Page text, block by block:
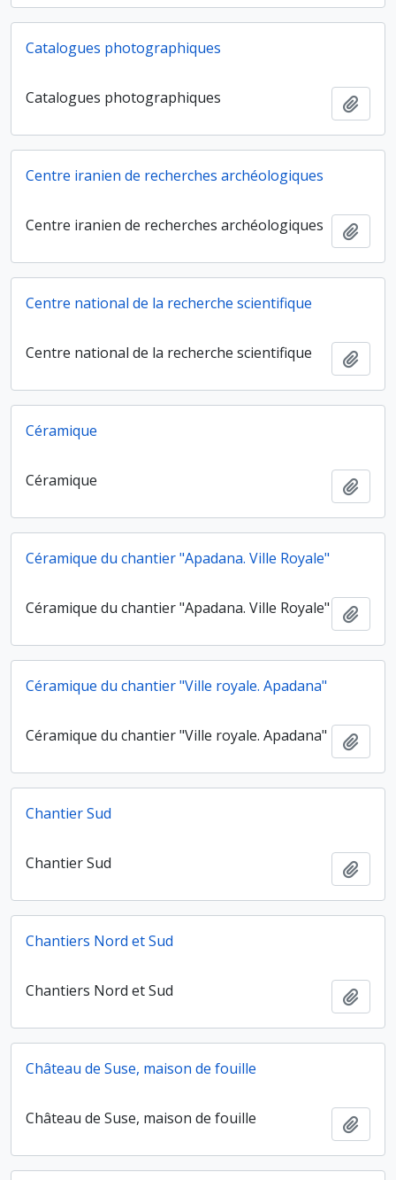
Catalogues photographiques
Catalogues photographiques
Centre iranien de recherches archéologiques
Centre iranien de recherches archéologiques
Centre national de la recherche scientifique
Centre national de la recherche scientifique
Céramique
Céramique
Céramique du chantier "Apadana. Ville Royale"
Céramique du chantier "Apadana. Ville Royale"
Céramique du chantier "Ville royale. Apadana"
Céramique du chantier "Ville royale. Apadana"
Chantier Sud
Chantier Sud
Chantiers Nord et Sud
Chantiers Nord et Sud
Château de Suse, maison de fouille
Château de Suse, maison de fouille